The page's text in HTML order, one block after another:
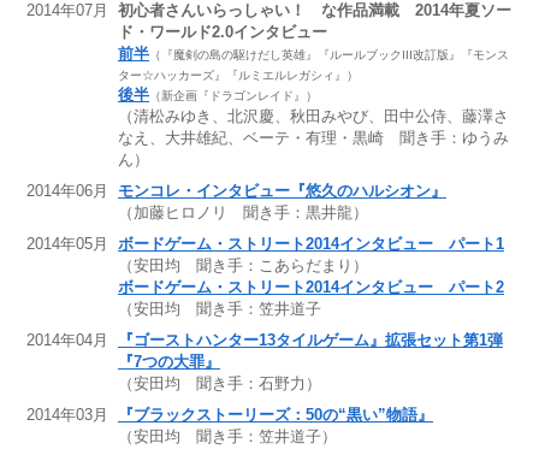
2014年07月
初心者さんいらっしゃい！ な作品満載 2014年夏ソー
ド・ワールド2.0インタビュー
前半（『魔剣の島の駆けだし英雄』『ルールブックIII改訂版』『モンス
ター☆ハッカーズ』『ルミエルレガシィ』）
後半（新企画『ドラゴンレイド』）
（清松みゆき、北沢慶、秋田みやび、田中公侍、藤澤さ
なえ、大井雄紀、ベーテ・有理・黒崎 聞き手：ゆうみ
ん）
2014年06月
モンコレ・インタビュー『悠久のハルシオン』
（加藤ヒロノリ 聞き手：黒井龍）
2014年05月
ボードゲーム・ストリート2014インタビュー パート1
（安田均 聞き手：こあらだまり）
ボードゲーム・ストリート2014インタビュー パート2
（安田均 聞き手：笠井道子
2014年04月
『ゴーストハンター13タイルゲーム』拡張セット第1弾
『7つの大罪』
（安田均 聞き手：石野力）
2014年03月
『ブラックストーリーズ：50の“黒い”物語』
（安田均 聞き手：笠井道子）